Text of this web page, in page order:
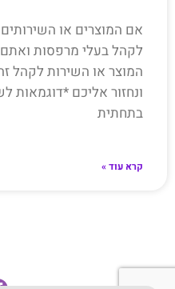
אם המוצרים או
לקהל בעלי מרפסות ואתם
המוצר או השירות לקהל
ונחזור אליכם *דוגמאות
בתחתית
קרא עוד »